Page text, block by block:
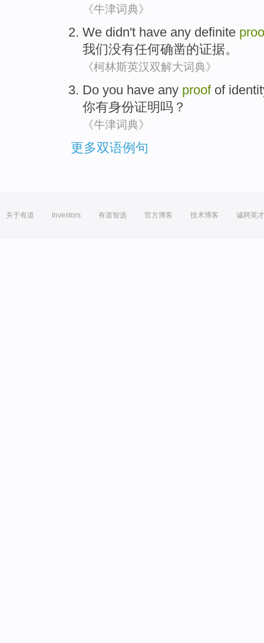
《牛津词典》
We didn't have any definite
我们没有任何确凿的证据。
《柯林斯英汉双解大词典》
Do you have any proofof
你有身份证明吗？
《牛津词典》
更多双语例句
关于有道 Investors 有道智选 官方博客 技术博客 诚聘英才